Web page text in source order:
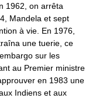
1962, on arrêta
Mandela et sept
à vie. En 1976,
une tuerie, ce
sur les
au Premier ministre
en 1983 une
Indiens et aux